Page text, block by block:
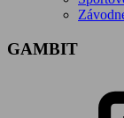
GAMBIT